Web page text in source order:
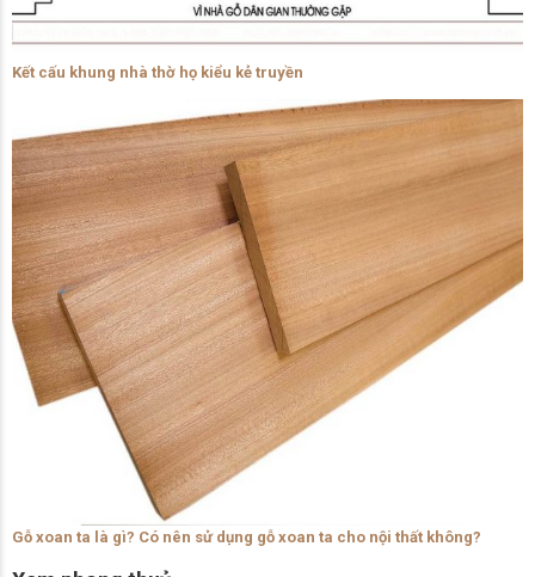
Kết cấu khung nhà thờ họ kiểu kẻ truyền
Gỗ xoan ta là gì? Có nên sử dụng gỗ xoan ta cho nội thất không?